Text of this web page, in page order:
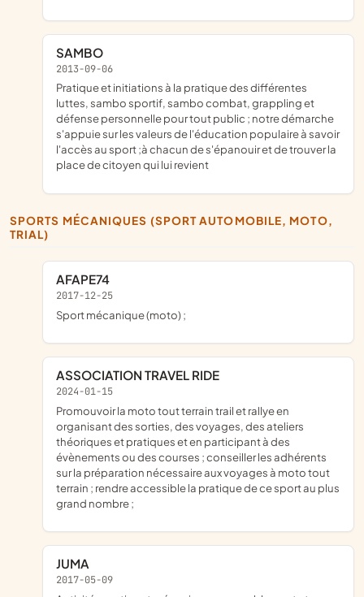
SAMBO
2013-09-06
pratique et initiations à la pratique des différentes
luttes, sambo sportif, sambo combat, grappling et
défense personnelle pour tout public ; notre démarche
s'appuie sur les valeurs de l'éducation populaire à savoir
l'accès au sport ;à chacun de s'épanouir et de trouver la
place de citoyen qui lui revient
SPORTS MÉCANIQUES (SPORT AUTOMOBILE, MOTO,
TRIAL)
AFAPE74
2017-12-25
sport mécanique (moto) ;
ASSOCIATION TRAVEL RIDE
2024-01-15
promouvoir la moto tout terrain trail et rallye en
organisant des sorties, des voyages, des ateliers
théoriques et pratiques et en participant à des
évènements ou des courses ; conseiller les adhérents
sur la préparation nécessaire aux voyages à moto tout
terrain ; rendre accessible la pratique de ce sport au plus
grand nombre ;
JUMA
2017-05-09